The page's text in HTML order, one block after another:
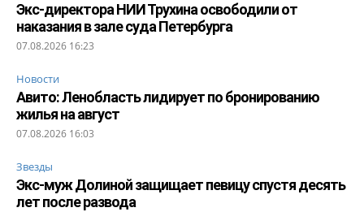
Экс-директора НИИ Трухина освободили от
наказания в зале суда Петербурга
07.08.2026 16:23
Новости
Авито: Ленобласть лидирует по бронированию
жилья на август
07.08.2026 16:03
Звезды
Экс-муж Долиной защищает певицу спустя десять
лет после развода